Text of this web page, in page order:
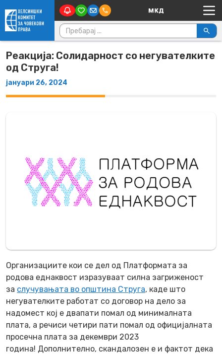
Skip to content Main Navigation
Пребарувај за:
Реакција: Солидарност со негувателките
од Струга!
јануари 26, 2024
Организациите кои се дел од Платформата за
родова еднаквост изразуваат силна загриженост
за случувањата во општина Струга, каде што
негувателките работат со договор на дело за
надомест кој е двапати помал од минималната
плата, а речиси четири пати помал од официјалната
просечна плата за декември 2023
година! Дополнително, скандалозен е и фактот дека